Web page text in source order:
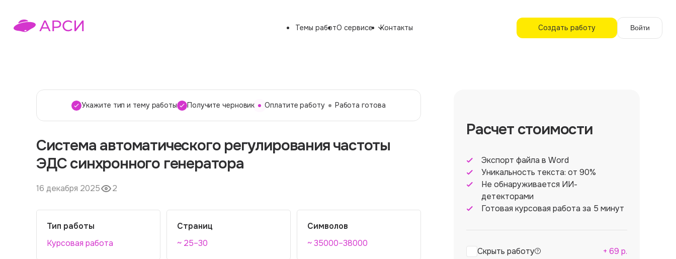
Темы работО сервисе Контакты Создать работу Войти
Укажите тип и тему работы Получите черновик Оплатите работу Работа готова
Система автоматического регулирования частоты
ЭДС синхронного генератора
16 декабря 2025 2
Тип работы
Курсовая работа
Страниц
~ 25–30
Символов
~ 35000–38000
Расчет стоимости
Экспорт файла в Word
Уникальность текста: от 90%
Не обнаруживается ИИ-
детекторами
Готовая курсовая работа за 5 минут
Скрыть работу + 69 р.